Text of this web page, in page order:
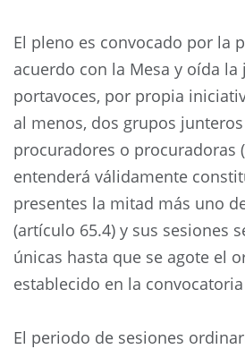
El pleno es convocado por la
acuerdo con la Mesa y oída la
portavoces, por propia
al menos, dos grupos
procuradores o procuradoras
entenderá válidamente
presentes la mitad más uno
(artículo 65.4) y sus sesiones
únicas hasta que se agote el
establecido en la
El periodo de sesiones